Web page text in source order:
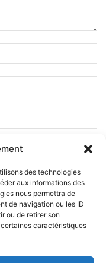
des technologies
aux informations des
nous permettra de
de navigation ou les ID
ou de retirer son
caractéristiques